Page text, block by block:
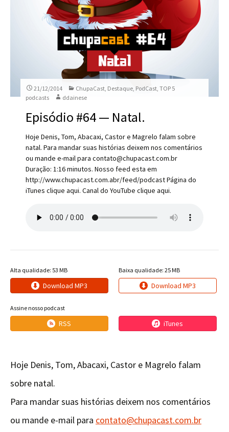
21/12/2014 ChupaCast, Destaque, PodCast,TOP 5
podcasts
ddainese
Episódio #64 — Natal.
Hoje Denis, Tom, Abacaxi, Castor e Magrelo falam sobre
natal. Para mandar suas histórias deixem nos comentários
ou mande e-mail para contato@chupacast.com.br
Duração: 1:16 minutos. Nosso feed esta em
http://www.chupacast.com.abr/feed/podcast Página do
iTunes clique aqui. Canal do YouTube clique aqui.
Alta qualidade: 53 MB
Download MP3
Baixa qualidade: 25 MB
Download MP3
Assine nosso podcast
RSS iTunes
Hoje Denis, Tom, Abacaxi, Castor e Magrelo falam
sobre natal.
Para mandar suas histórias deixem nos comentários
ou mande e-mail para contato@chupacast.com.br